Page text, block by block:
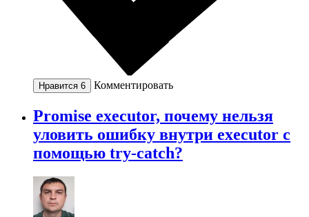
Нравится 6 Комментировать
Promise executor, почему нельзя
уловить ошибку внутри executor с
помощью try-catch?